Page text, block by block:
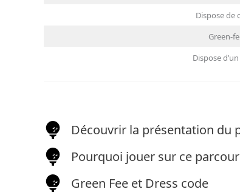
Dispose de
Green-
Dispose
Découvrir la présentation du
Pourquoi jouer sur ce
Green Fee et Dress code